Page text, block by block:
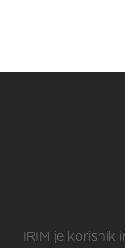
IRIM je